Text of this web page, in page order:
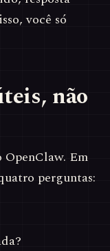
você só
não
OpenClaw. Em
perguntas: